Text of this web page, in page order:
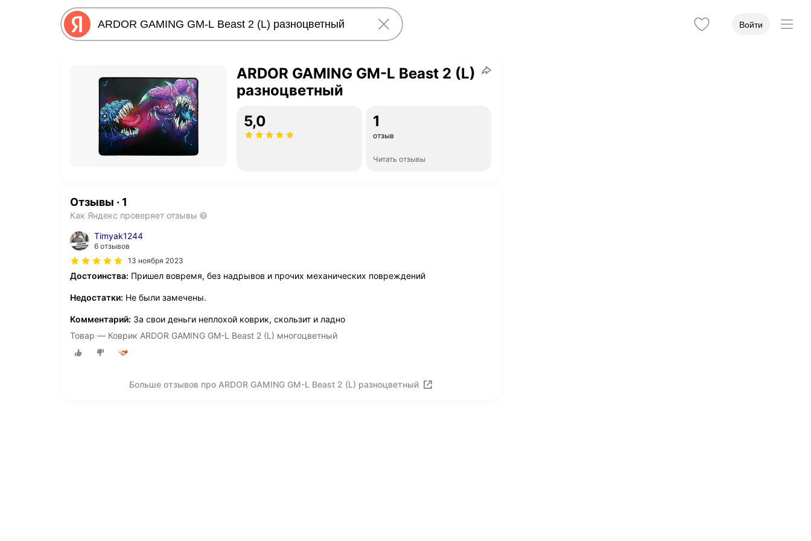
Войти
ARDOR GAMING GM-L Beast 2 (L)
разноцветный
5,0
1
отзыв
Читать отзывы
Отзывы · 1
Как Яндекс проверяет отзывы
Timyak1244
6 отзывов
13 ноября 2023
Достоинства: Пришел вовремя, без надрывов и прочих механических повреждений
Недостатки: Не были замечены.
Комментарий: За свои деньги неплохой коврик, скользит и ладно
Товар — Коврик ARDOR GAMING GM-L Beast 2 (L) многоцветный
Больше отзывов про ARDOR GAMING GM-L Beast 2 (L) разноцветный